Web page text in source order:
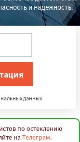
и надежность.
данных
по остеклению
на Телеграм.